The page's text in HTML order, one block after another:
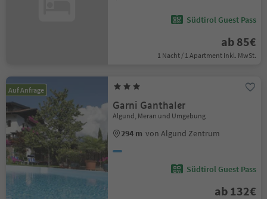
Südtirol Guest Pass
ab 85€
1 Nacht / 1 Apartment Inkl. MwSt.
Auf Anfrage
Garni Ganthaler
Algund, Meran und Umgebung
294 m von Algund Zentrum
Südtirol Guest Pass
ab 132€